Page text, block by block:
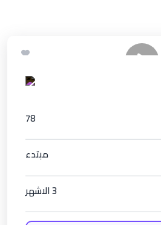
78
مبتدء
3 الاشهر